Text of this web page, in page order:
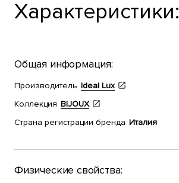
Характеристики:
Общая информация:
Производитель Ideal Lux
Коллекция BIJOUX
Страна регистрации бренда Италия
Физические свойства: